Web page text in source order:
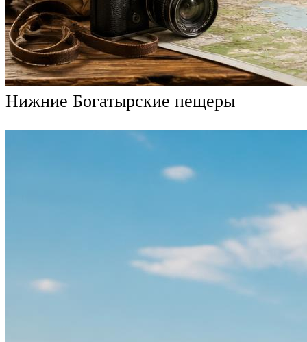
Нижние Богатырские пещеры